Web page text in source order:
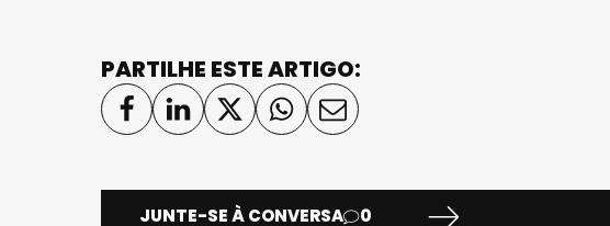
PARTILHE ESTE ARTIGO:
JUNTE-SE À CONVERSA 0